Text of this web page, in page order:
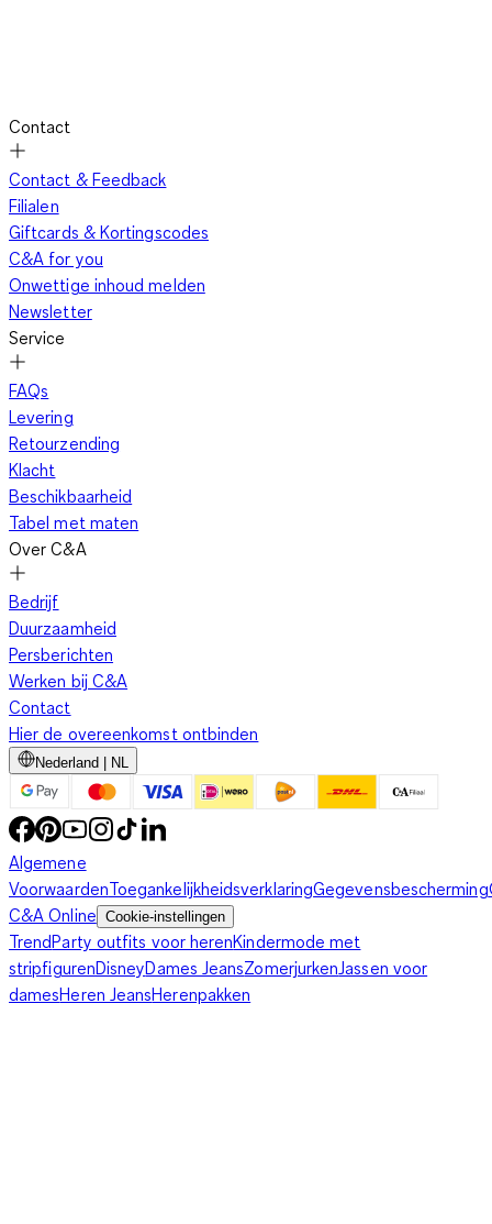
Contact
Contact & Feedback
Filialen
Giftcards & Kortingscodes
C&A for you
Onwettige inhoud melden
Newsletter
Service
FAQs
Levering
Retourzending
Klacht
Beschikbaarheid
Tabel met maten
Over C&A
Bedrijf
Duurzaamheid
Persberichten
Werken bij C&A
Contact
Hier de overeenkomst ontbinden
Nederland | NL
Algemene
VoorwaardenToegankelijkheidsverklaringGegevensbescherming
C&A Online Cookie-instellingen
TrendParty outfits voor herenKindermode met
stripfigurenDisneyDames JeansZomerjurkenJassen voor
damesHeren JeansHerenpakken